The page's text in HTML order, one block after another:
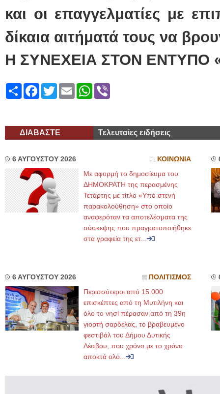
και οι επαγγελματίες με
δίκαια αιτήματά τους να
Η ΣΥΝΕΧΕΙΑ ΣΤΟΝ ΕΝΤΥΠΟ
ShareFacebook
TwitterEmailWhatsApp
ΔΙΑΒΑΣΤΕ Τελευταίες ειδήσεις
6 ΑΥΓΟΥΣΤΟΥ 2026 ΚΟΙΝΩΝΙΑ
Με αφορμή το δημοσίευμα του
ΔΗΜΟΚΡΑΤΗ της περασμένης
Τετάρτης με τίτλο «Υπό στενή
παρακολούθηση» στο οποίο
αναφερόταν τα αποτελέσματα της
σύσκεψης που πραγματοποιήθηκε
στα γραφεία της ετ...
6 ΑΥΓΟΥΣΤΟΥ 2026 ΠΟΛΙΤΙΣΜΟΣ
Περισσότεροι από 15.000
επισκέπτες από τη Μυτιλήνη και
όλο το νησί πέρασαν από τη 39η
γιορτή σαρδέλας, το βραβευμένο
φεστιβάλ του Δήμου Δυτικής
Λέσβου, που χρόνο με το χρόνο
αποκτά ολο...